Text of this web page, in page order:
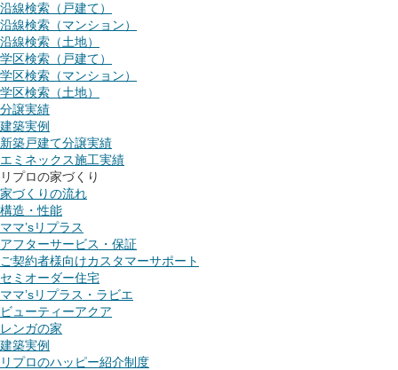
沿線検索（戸建て）
沿線検索（マンション）
沿線検索（土地）
学区検索（戸建て）
学区検索（マンション）
学区検索（土地）
分譲実績
建築実例
新築戸建て分譲実績
エミネックス施工実績
リプロの家づくり
家づくりの流れ
構造・性能
ママ’sリプラス
アフターサービス・保証
ご契約者様向けカスタマーサポート
セミオーダー住宅
ママ’sリプラス・ラビエ
ビューティーアクア
レンガの家
建築実例
リプロのハッピー紹介制度